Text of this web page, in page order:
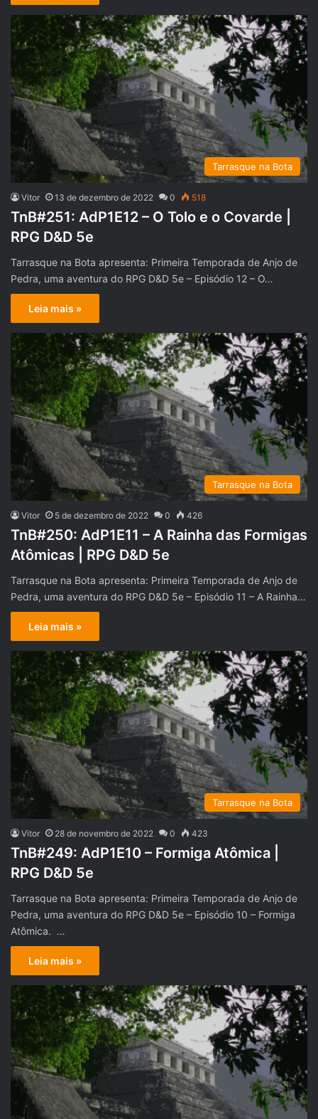
Tarrasque na Bota
Vitor 13 de dezembro de 2022 0 518
TnB#251: AdP1E12 – O Tolo e o Covarde |
RPG D&D 5e
Tarrasque na Bota apresenta: Primeira Temporada de Anjo de
Pedra, uma aventura do RPG D&D 5e – Episódio 12 – O…
Leia mais »
Tarrasque na Bota
Vitor 5 de dezembro de 2022 0 426
TnB#250: AdP1E11 – A Rainha das Formigas
Atômicas | RPG D&D 5e
Tarrasque na Bota apresenta: Primeira Temporada de Anjo de
Pedra, uma aventura do RPG D&D 5e – Episódio 11 – A Rainha…
Leia mais »
Tarrasque na Bota
Vitor 28 de novembro de 2022 0 423
TnB#249: AdP1E10 – Formiga Atômica |
RPG D&D 5e
Tarrasque na Bota apresenta: Primeira Temporada de Anjo de
Pedra, uma aventura do RPG D&D 5e – Episódio 10 – Formiga
Atômica. …
Leia mais »